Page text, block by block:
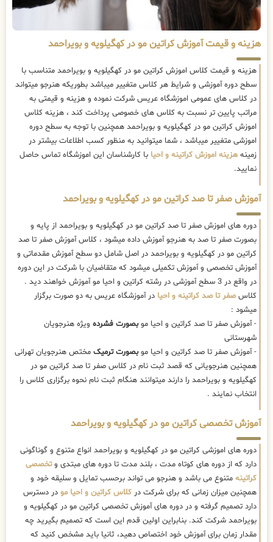
هزینه و قیمت آموزش کراتین مو در کهگیلویه و بویراحمد
هزینه و قیمت کلاس اموزش کراتین مو در کهگیلویه و بویراحمد متناسب با
سطح دوره آموزشی و شرایط هر کلاس متغییر میباشد بطوریکه هنرجو میتواند
در کلاس های عمومی اموزشگاه عریس شرکت نموده و هزینه و قیمتی به
مراتب پایین تر نسبت به کلاس های خصوصی پرداخت کند ، هزینه کلاس
اموزش کراتین مو در کهگیلویه و بویراحمد همچنین با توجه به سطح دوره
اموزشی متغییر میباشد ، شما میتوانید به منظور کسب اطلاعات بیشتر در
زمینه هزینه اموزش کراتینه و احیا با کارشناسان این اموزشگاه تماس حاصل
نمایید.
آموزش صفر تا صد کراتین مو در کهگیلویه و بویراحمد
دوره های اموزش صفر تا صد کراتین مو در کهگیلویه و بویراحمد از پایه و
بصورت صفر تا صد به هنرجو آموزش داده میشود ، کلاس آموزش صفر تا صد
کراتین مو در کهگیلویه و بویراحمد در اصل شامل دو سطح آموزش مقدماتی و
آموزش تخصصی و آموزش تکمیلی میشود که متقاضیان با شرکت در این دوره
در واقع در 3 سطح آموزشی در رشته کراتین و احیا مو آموزش خواهند دید .
کلاسصفر تا صد کراتینه و احیا در آموزشگاه عریس به دو صورت برگزار
میشود :
- آموزش صفر تا صد کراتین و احیا موبصورت فشرده ویژه هنرجویان
شهرستانی
- آموزش صفر تا صد کراتین و احیا موبصورت ترمیک مختص هنرجویان تهرانی
همچنین هنرجویانی که قصد ثبت نام در کلاس صفر تا صد کراتین مو در
کهگیلویه و بویراحمد را دارند میتوانند هنگام ثبت نام نحوه برگزاری کلاس را
انتخاب نمایند .
آموزش تخصصی کراتین مو در کهگیلویه و بویراحمد
دوره های اموزشی کراتین مو در کهگیلویه و بویراحمد انواع متنوع و گوناگونی
دارد که از دوره های کوتاه مدت ، بلند مدت تا دوره های مبتدی وتخصصی
کراتینه متنوع می باشد و هنرجو می تواند برحسب تمایل و سلیقه خود و
همچنین میزان زمانی که برای شرکت در کلاس کراتین و احیا مو در دسترس
دارد تصمیم گرفته و در دوره های آموزش تخصصی کراتین مو در کهگیلویه و
بویراحمد شرکت کند. بنابراین اولین قدم این است که تصمیم بگیرید چه
مقدار زمان برای آموزش خود اختصاص دهید، ثانیا باید مشخص کنید که